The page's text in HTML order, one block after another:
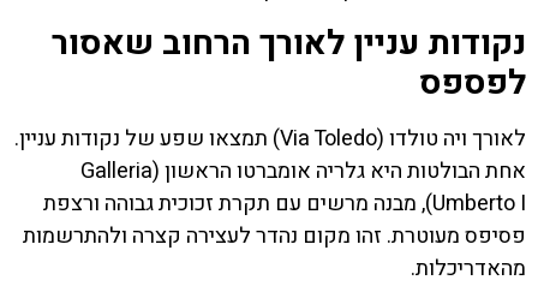
נקודות עניין לאורך הרחוב שאסור
לפספס
לאורך ויה טולדו (Via Toledo) תמצאו שפע של נקודות עניין.
אחת הבולטות היא גלריה אומברטו הראשון (Galleria
Umberto I), מבנה מרשים עם תקרת זכוכית גבוהה ורצפת
פסיפס מעוטרת. זהו מקום נהדר לעצירה קצרה ולהתרשמות
מהאדריכלות.